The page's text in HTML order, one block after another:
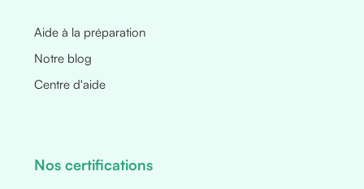
Aide à la préparation
Notre blog
Centre d'aide
Nos certifications